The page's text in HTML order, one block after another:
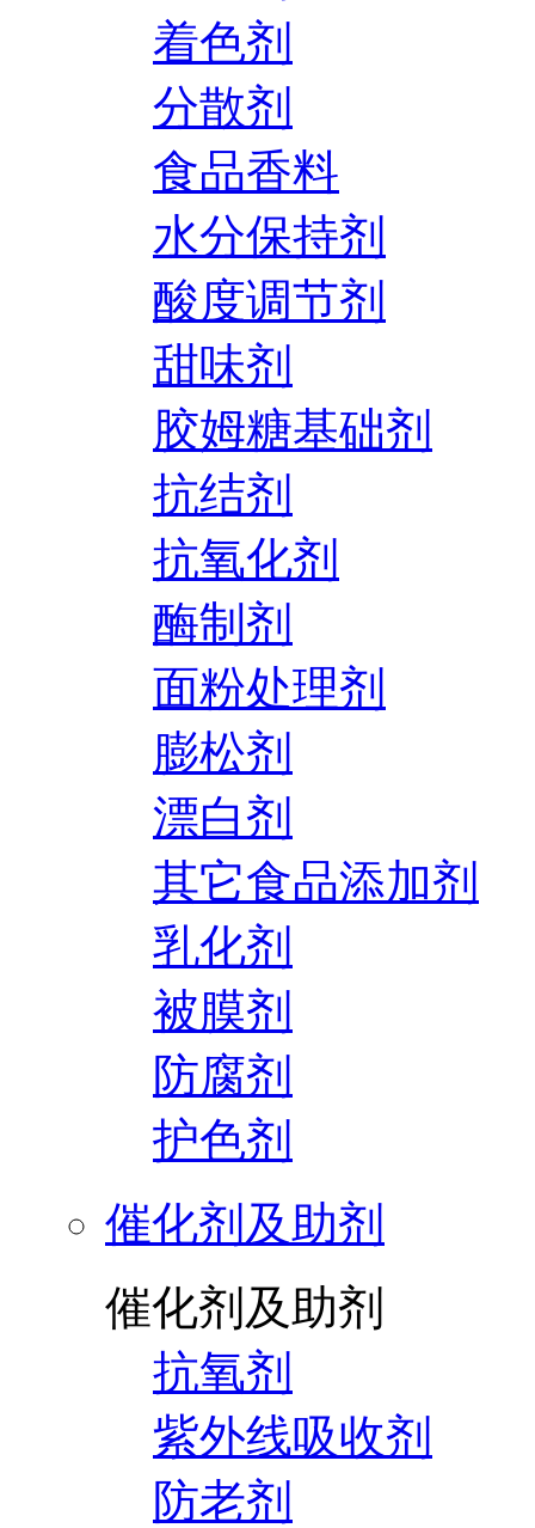
着色剂
分散剂
食品香料
水分保持剂
酸度调节剂
甜味剂
胶姆糖基础剂
抗结剂
抗氧化剂
酶制剂
面粉处理剂
膨松剂
漂白剂
其它食品添加剂
乳化剂
被膜剂
防腐剂
护色剂
催化剂及助剂
催化剂及助剂
抗氧剂
紫外线吸收剂
防老剂